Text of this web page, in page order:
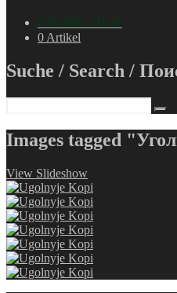
ONLINE-SHOP
0 Artikel
Suche / Search /
Images tagged
View Slideshow